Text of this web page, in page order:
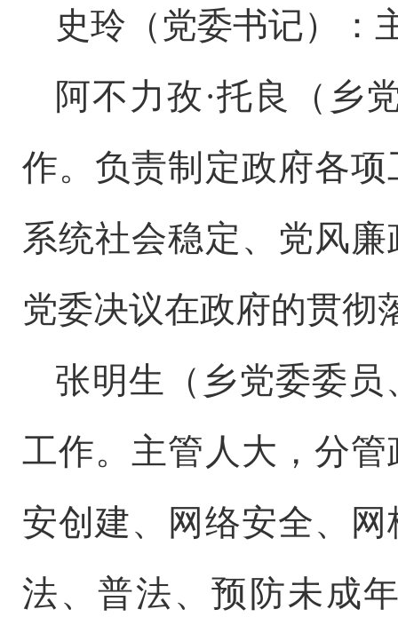
史玲（党委书记）：
阿不力孜·托良（ 乡
作。负责制定政府各
系统社会稳定、党风
党委决议在政府的贯彻
张明生（乡党委委
工作。主管人大，分
安创建、网络安全、
法、普法、预防未成